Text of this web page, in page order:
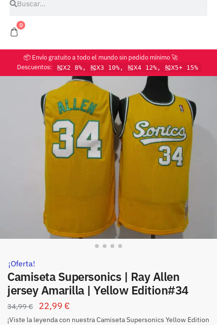
0
📦 Envío gratuito a todo el mundo sin pedido mínimo 🚀
Descuentos:
🎽X2 8%, 🎽X3 10%, 🎽X4 12%, 🎽X5+ 15%
¡Oferta!
Camiseta Supersonics | Ray Allen
jersey Amarilla | Yellow Edition#34
34,99€ 22,99 €
¡Viste la leyenda con nuestra Camiseta Supersonics Yellow Edition